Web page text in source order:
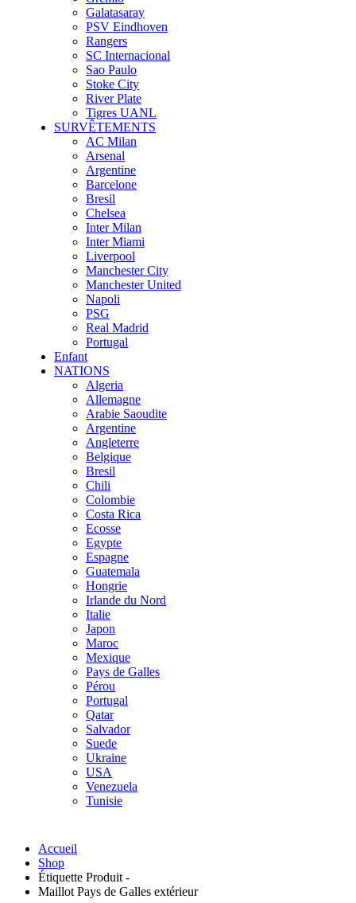
Galatasaray
PSV Eindhoven
Rangers
SC Internacional
Sao Paulo
Stoke City
River Plate
Tigres UANL
SURVÊTEMENTS
AC Milan
Arsenal
Argentine
Barcelone
Bresil
Chelsea
Inter Milan
Inter Miami
Liverpool
Manchester City
Manchester United
Napoli
PSG
Real Madrid
Portugal
Enfant
NATIONS
Algeria
Allemagne
Arabie Saoudite
Argentine
Angleterre
Belgique
Bresil
Chili
Colombie
Costa Rica
Ecosse
Egypte
Espagne
Guatemala
Hongrie
Irlande du Nord
Italie
Japon
Maroc
Mexique
Pays de Galles
Pérou
Portugal
Qatar
Salvador
Suede
Ukraine
USA
Venezuela
Tunisie
Accueil
Shop
Étiquette Produit -
Maillot Pays de Galles extérieur